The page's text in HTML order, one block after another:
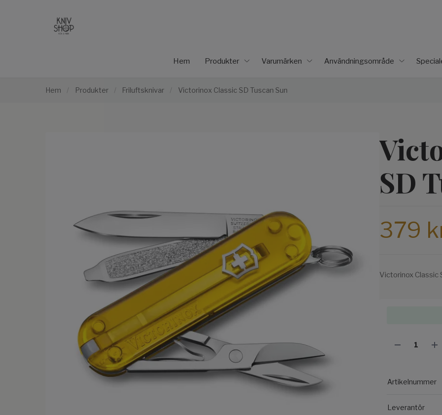
Hem Produkter Varumärken Användningsområde
Hem / Produkter / Friluftsknivar / Victorinox Classic SD Tuscan Sun
SD
379
Victorinox Classic
Artikelnummer
Leverantör